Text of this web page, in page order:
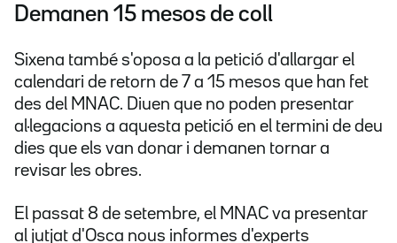
Demanen 15 mesos de coll
Sixena també s'oposa a la petició d'allargar el
calendari de retorn de 7 a 15 mesos que han fet
des del MNAC. Diuen que no poden presentar
al·legacions a aquesta petició en el termini de deu
dies que els van donar i demanen tornar a
revisar les obres.
El passat 8 de setembre, el MNAC va presentar
al jutjat d'Osca nous informes d'experts